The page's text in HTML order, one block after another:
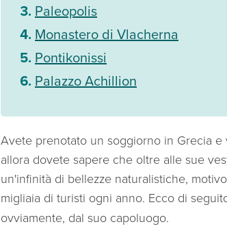
Paleopolis
Monastero di Vlacherna
Pontikonissi
Palazzo Achillion
Avete prenotato un soggiorno in Grecia
allora dovete sapere che oltre alle sue
un'infinità di bellezze naturalistiche,
migliaia di turisti ogni anno. Ecco di
ovviamente, dal suo capoluogo.